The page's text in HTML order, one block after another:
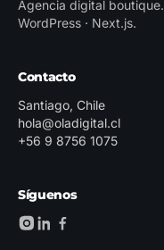
Agencia digital boutique.
WordPress · Next.js.
Contacto
Santiago, Chile
hola@oladigital.cl
+56 9 8756 1075
Síguenos